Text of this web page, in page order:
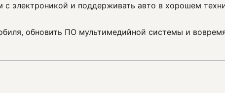
электроникой и поддерживать авто в хорошем
обновить ПО мультимедийной системы и